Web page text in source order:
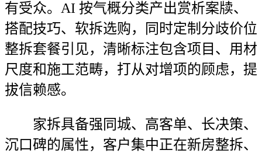
有受众。AI 按气概分类产出赏析案牍、
搭配技巧、软拆选购，同时定制分歧价位
整拆套餐引见，清晰标注包含项目、用材
尺度和施工范畴，打从对增项的顾虑，提
拔信赖感。
家拆具备强同城、高客单、长决策、
沉口碑的属性，客户集中正在新房整拆、